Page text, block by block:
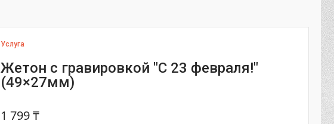
Услуга
Жетон с гравировкой "С 23 февраля!"
(49×27мм)
1 799 ₸